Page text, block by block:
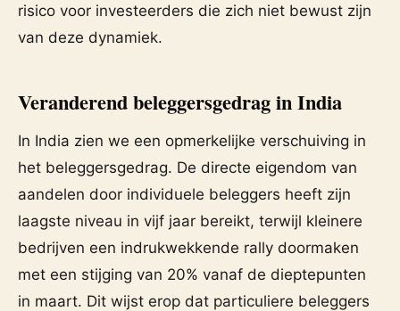
risico voor investeerders die zich niet bewust zijn
van deze dynamiek.
Veranderend beleggersgedrag in India
In India zien we een opmerkelijke verschuiving in
het beleggersgedrag. De directe eigendom van
aandelen door individuele beleggers heeft zijn
laagste niveau in vijf jaar bereikt, terwijl kleinere
bedrijven een indrukwekkende rally doormaken
met een stijging van 20% vanaf de dieptepunten
in maart. Dit wijst erop dat particuliere beleggers